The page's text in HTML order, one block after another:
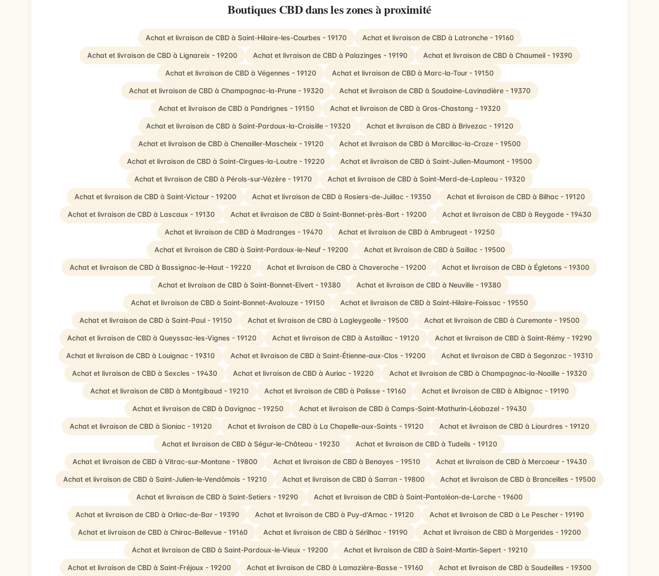
Boutiques CBD dans les zones à proximité
Achat et livraison de CBD à Saint-Hilaire-les-Courbes - 19170 Achat et livraison de CBD à Latronche - 19160
Achat et livraison de CBD à Lignareix - 19200 Achat et livraison de CBD à Palazinges - 19190 Achat et livraison de CBD à Chaumeil - 19390
Achat et livraison de CBD à Végennes - 19120 Achat et livraison de CBD à Marc-la-Tour - 19150
Achat et livraison de CBD à Champagnac-la-Prune - 19320 Achat et livraison de CBD à Soudaine-Lavinadière - 19370
Achat et livraison de CBD à Pandrignes - 19150 Achat et livraison de CBD à Gros-Chastang - 19320
Achat et livraison de CBD à Saint-Pardoux-la-Croisille - 19320 Achat et livraison de CBD à Brivezac - 19120
Achat et livraison de CBD à Chenailler-Mascheix - 19120 Achat et livraison de CBD à Marcillac-la-Croze - 19500
Achat et livraison de CBD à Saint-Cirgues-la-Loutre - 19220 Achat et livraison de CBD à Saint-Julien-Maumont - 19500
Achat et livraison de CBD à Pérols-sur-Vézère - 19170 Achat et livraison de CBD à Saint-Merd-de-Lapleau - 19320
Achat et livraison de CBD à Saint-Victour - 19200 Achat et livraison de CBD à Rosiers-de-Juillac - 19350 Achat et livraison de CBD à Bilhac - 19120
Achat et livraison de CBD à Lascaux - 19130 Achat et livraison de CBD à Saint-Bonnet-près-Bort - 19200 Achat et livraison de CBD à Reygade - 19430
Achat et livraison de CBD à Madranges - 19470 Achat et livraison de CBD à Ambrugeat - 19250
Achat et livraison de CBD à Saint-Pardoux-le-Neuf - 19200 Achat et livraison de CBD à Saillac - 19500
Achat et livraison de CBD à Bassignac-le-Haut - 19220 Achat et livraison de CBD à Chaveroche - 19200 Achat et livraison de CBD à Égletons - 19300
Achat et livraison de CBD à Saint-Bonnet-Elvert - 19380 Achat et livraison de CBD à Neuville - 19380
Achat et livraison de CBD à Saint-Bonnet-Avalouze - 19150 Achat et livraison de CBD à Saint-Hilaire-Foissac - 19550
Achat et livraison de CBD à Saint-Paul - 19150 Achat et livraison de CBD à Lagleygeolle - 19500 Achat et livraison de CBD à Curemonte - 19500
Achat et livraison de CBD à Queyssac-les-Vignes - 19120 Achat et livraison de CBD à Astaillac - 19120 Achat et livraison de CBD à Saint-Rémy - 19290
Achat et livraison de CBD à Louignac - 19310 Achat et livraison de CBD à Saint-Étienne-aux-Clos - 19200 Achat et livraison de CBD à Segonzac - 19310
Achat et livraison de CBD à Sexcles - 19430 Achat et livraison de CBD à Auriac - 19220 Achat et livraison de CBD à Champagnac-la-Noaille - 19320
Achat et livraison de CBD à Montgibaud - 19210 Achat et livraison de CBD à Palisse - 19160 Achat et livraison de CBD à Albignac - 19190
Achat et livraison de CBD à Davignac - 19250 Achat et livraison de CBD à Camps-Saint-Mathurin-Léobazel - 19430
Achat et livraison de CBD à Sioniac - 19120 Achat et livraison de CBD à La Chapelle-aux-Saints - 19120 Achat et livraison de CBD à Liourdres - 19120
Achat et livraison de CBD à Ségur-le-Château - 19230 Achat et livraison de CBD à Tudeils - 19120
Achat et livraison de CBD à Vitrac-sur-Montane - 19800 Achat et livraison de CBD à Benayes - 19510 Achat et livraison de CBD à Mercoeur - 19430
Achat et livraison de CBD à Saint-Julien-le-Vendômois - 19210 Achat et livraison de CBD à Sarran - 19800 Achat et livraison de CBD à Branceilles - 19500
Achat et livraison de CBD à Saint-Setiers - 19290 Achat et livraison de CBD à Saint-Pantaléon-de-Larche - 19600
Achat et livraison de CBD à Orliac-de-Bar - 19390 Achat et livraison de CBD à Puy-d'Arnac - 19120 Achat et livraison de CBD à Le Pescher - 19190
Achat et livraison de CBD à Chirac-Bellevue - 19160 Achat et livraison de CBD à Sérilhac - 19190 Achat et livraison de CBD à Margerides - 19200
Achat et livraison de CBD à Saint-Pardoux-le-Vieux - 19200 Achat et livraison de CBD à Saint-Martin-Sepert - 19210
Achat et livraison de CBD à Saint-Fréjoux - 19200 Achat et livraison de CBD à Lamazière-Basse - 19160 Achat et livraison de CBD à Soudeilles - 19300